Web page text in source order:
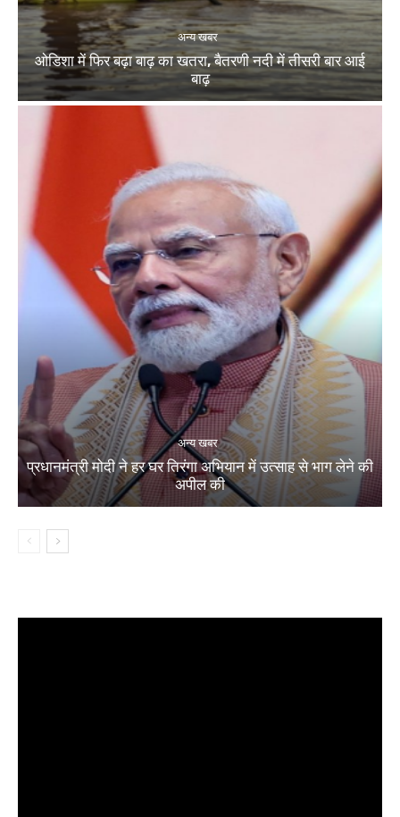
अन्य खबर
ओडिशा में फिर बढ़ा बाढ़ का खतरा, बैतरणी नदी में तीसरी बार आई
बाढ़
अन्य खबर
प्रधानमंत्री मोदी ने हर घर तिरंगा अभियान में उत्साह से भाग लेने की
अपील की